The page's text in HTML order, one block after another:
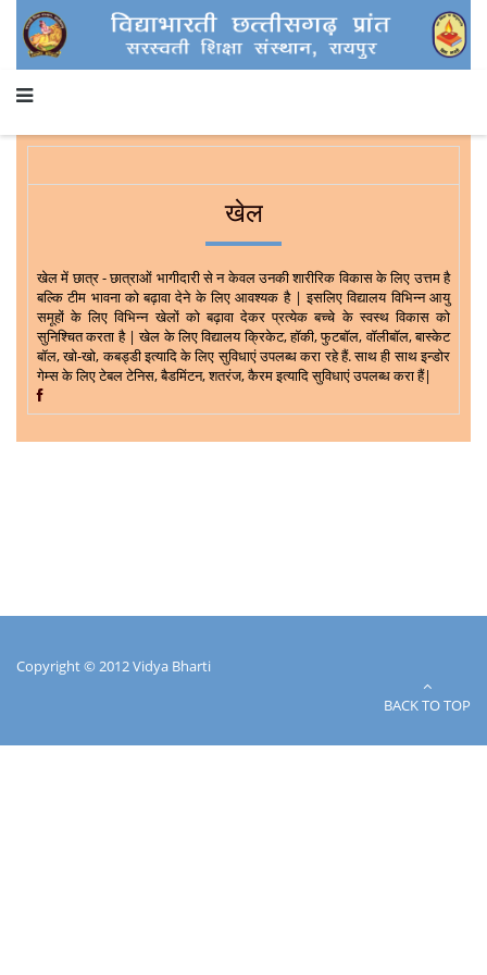
खेल
खेल में छात्र - छात्राओं भागीदारी से न केवल उनकी शारीरिक विकास के लिए उत्तम है
बल्कि टीम भावना को बढ़ावा देने के लिए आवश्यक है | इसलिए विद्यालय विभिन्न आयु
समूहों के लिए विभिन्न खेलों को बढ़ावा देकर प्रत्येक बच्चे के स्वस्थ विकास को
सुनिश्चित करता है | खेल के लिए विद्यालय क्रिकेट, हॉकी, फुटबॉल, वॉलीबॉल, बास्केट
बॉल, खो-खो, कबड्डी इत्यादि के लिए सुविधाएं उपलब्ध करा रहे हैं. साथ ही साथ इन्डोर
गेम्स के लिए टेबल टेनिस, बैडमिंटन, शतरंज, कैरम इत्यादि सुविधाएं उपलब्ध करा हैं|
Copyright © 2012 Vidya Bharti
BACK TO TOP